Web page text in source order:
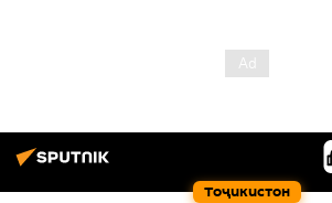
Тоҷикистон